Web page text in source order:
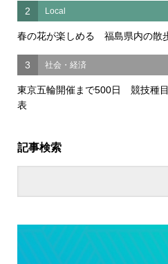
2 Local
春の花が楽しめる 福島県内の散
3 社会・経済
東京五輪開催まで500日 競技種
表
記事検索